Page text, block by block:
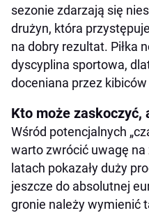
sezonie zdarzają się
drużyn, która
na dobry rezultat. Piłka
dyscyplina sportowa,
doceniana przez
Kto może zaskoczyć,
Wśród potencjalnych
warto zwrócić uwagę na
latach pokazały duży
jeszcze do absolutnej
gronie należy wymienić